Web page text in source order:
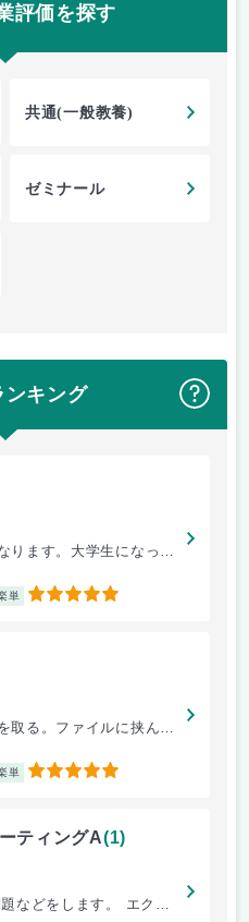
評価を探す
共通(一般教養)
ゼミナール
ンキング ？
すごく良い運動になります。大学生になっても体を動かしたい人はぜひ
単 5
講義を聞く。メモを取る。ファイルに挟んで閉じておく
単 5
ティングA(1)
MOS検定の過去問題などをします。 エクセルを最初にします